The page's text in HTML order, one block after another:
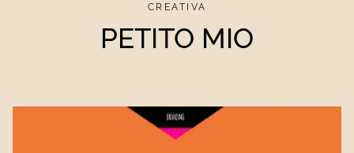
CREATIVA
PETITO MIO